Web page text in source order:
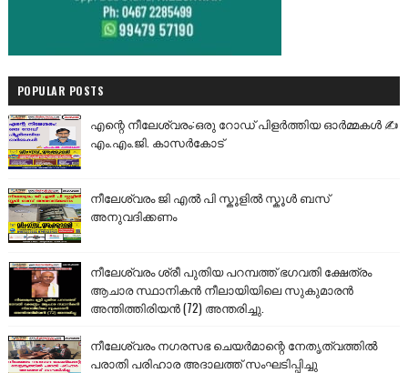
POPULAR POSTS
എന്റെ നീലേശ്വരം:ഒരു റോഡ് പിളർത്തിയ ഓർമ്മകൾ ✍️
എം.എം.ജി. കാസർകോട്
നീലേശ്വരം ജി എൽ പി സ്കൂളിൽ സ്കൂൾ ബസ്
അനുവദിക്കണം
നീലേശ്വരം ശ്രീ പുതിയ പറമ്പത്ത് ഭഗവതി ക്ഷേത്രം
ആചാര സ്ഥാനികൻ നീലായിയിലെ സുകുമാരൻ
അന്തിത്തിരിയൻ (72) അന്തരിച്ചു.
നീലേശ്വരം നഗരസഭ ചെയർമാന്റെ നേതൃത്വത്തിൽ
പരാതി പരിഹാര അദാലത്ത് സംഘടിപ്പിച്ചു